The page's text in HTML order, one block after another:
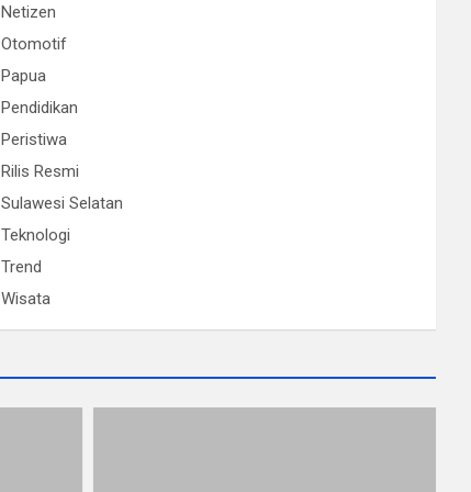
Netizen
Otomotif
Papua
Pendidikan
Peristiwa
Rilis Resmi
Sulawesi Selatan
Teknologi
Trend
Wisata